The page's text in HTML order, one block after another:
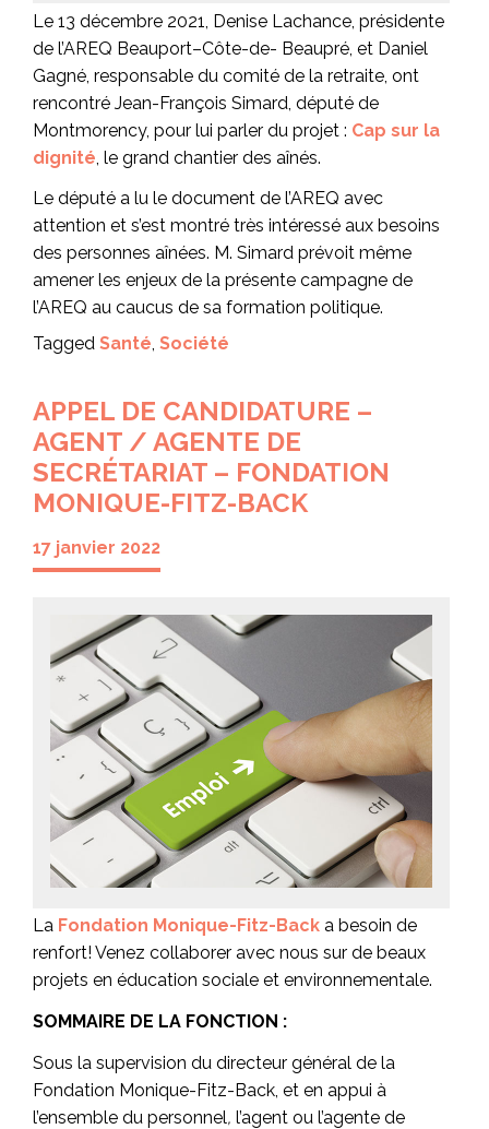
Le 13 décembre 2021, Denise Lachance, présidente
de l’AREQ Beauport–Côte-de- Beaupré, et Daniel
Gagné, responsable du comité de la retraite, ont
rencontré Jean-François Simard, député de
Montmorency, pour lui parler du projet : Cap sur la
dignité , le grand chantier des aînés.
Le député a lu le document de l’AREQ avec
attention et s’est montré très intéressé aux besoins
des personnes aînées. M. Simard prévoit même
amener les enjeux de la présente campagne de
l’AREQ au caucus de sa formation politique.
Tagged Santé, Société
APPEL DE CANDIDATURE –
AGENT / AGENTE DE
SECRÉTARIAT – FONDATION
MONIQUE-FITZ-BACK
17 janvier 2022
La Fondation Monique-Fitz-Back a besoin de
renfort! Venez collaborer avec nous sur de beaux
projets en éducation sociale et environnementale.
SOMMAIRE DE LA FONCTION :
Sous la supervision du directeur général de la
Fondation Monique-Fitz-Back, et en appui à
l’ensemble du personnel, l’agent ou l’agente de